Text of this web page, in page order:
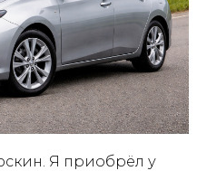
Я приобрёл у